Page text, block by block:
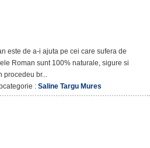
este de a-i ajuta pe cei care sufera de
Roman sunt 100% naturale, sigure si
procedeu br...
: Saline Targu Mures